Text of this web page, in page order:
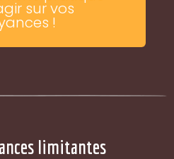
sur vos
!
limitantes